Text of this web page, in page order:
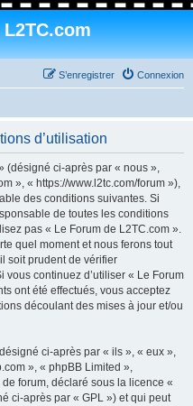
Connexion
S’enregistrer
d’utilisation
(désigné ci-après par « nous »,
», « https://www.l2tc.com/forum »),
des conditions suivantes. Si
de toutes les conditions
pas « Le Forum de L2TC.com ».
quel moment et nous ferons tout
soit prudent de vérifier
continuez d’utiliser « Le Forum
ont été effectués, vous acceptez
découlant des mises à jour et/ou
ci-après par « ils », « eux »,
», « phpBB Limited »,
forum, déclaré sous la licence «
ci-après par « GPL ») et qui peut